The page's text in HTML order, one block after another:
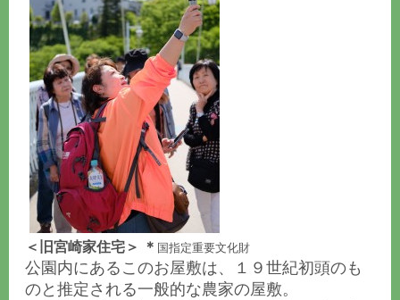
＜ 旧宮崎家住宅 ＞ ＊ 国指定重要文化財
公園内にあるこのお屋敷は、１９世紀初頭のも
のと推定される一般的な農家の屋敷。